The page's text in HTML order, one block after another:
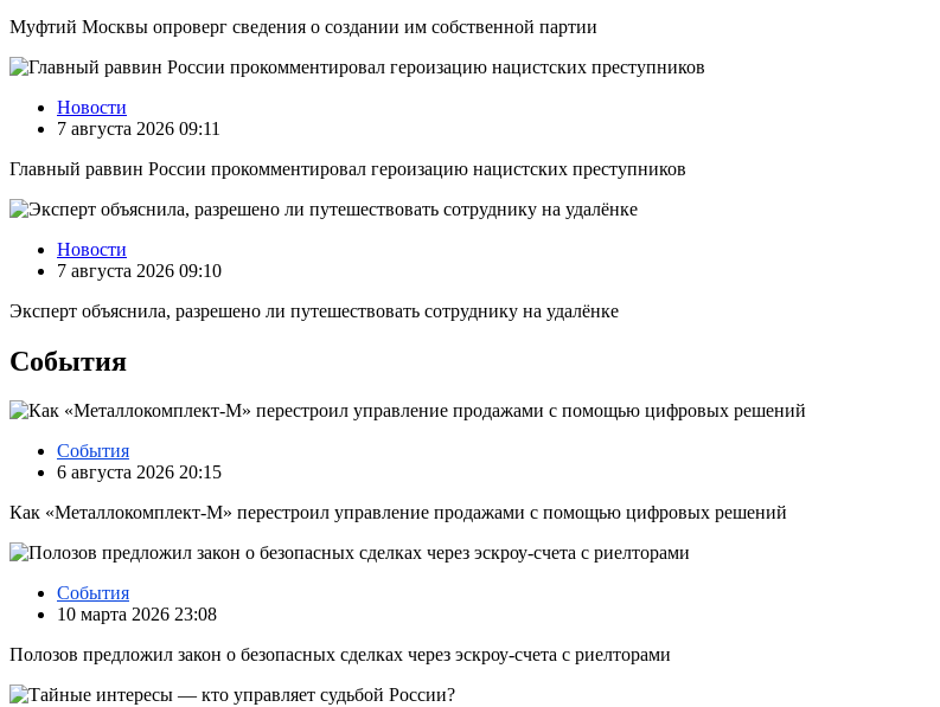
Муфтий Москвы опроверг сведения о создании им собственной партии
Новости
7 августа 2026 09:11
Главный раввин России прокомментировал героизацию нацистских преступников
Новости
7 августа 2026 09:10
Эксперт объяснила, разрешено ли путешествовать сотруднику на удалёнке
События
События
6 августа 2026 20:15
Как «Металлокомплект-М» перестроил управление продажами с помощью цифровых решений
События
10 марта 2026 23:08
Полозов предложил закон о безопасных сделках через эскроу‑счета с риелторами